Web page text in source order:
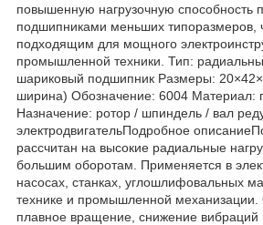
повышенную нагрузочную способность
подшипниками меньших типоразмеров,
подходящим для мощного
промышленной техники. Тип:
шариковый подшипник Размеры:
ширина) Обозначение: 6004 Материал:
Назначение: ротор / шпиндель / вал
электродвигательПодробное
рассчитан на высокие радиальные
большим оборотам. Применяется в
насосах, станках, углошлифовальных
технике и промышленной механизации.
плавное вращение, снижение вибраций